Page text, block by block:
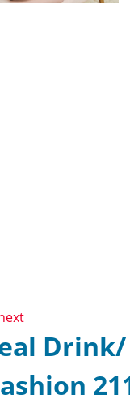
Drink/